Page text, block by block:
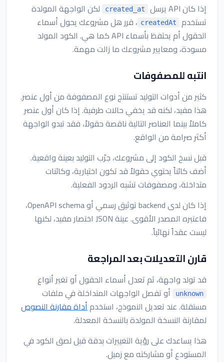
إذا كان API يرسل created_at
لكن الواجهة المولدة
تستخدم
createdAt ، قرر هل مشروعك يحول أسماء
الحقول أم يحتفظ بأسماء API كما هي. الكود المولد
مسودة، ومعايير مشروعك ما زالت مهمة.
انتبه للمصفوفات
كثير من أدوات التوليد تستنتج نوع المصفوفة من أول عنصر.
هذا مفيد، لكنه قد يخفي حالات طرفية. إذا كان أول عنصر
كاملاً بينما العناصر التالية ناقصة حقولاً، فقد تبدو الواجهة
أكثر صرامة من الواقع.
قبل نسخ الكود إلى مشروعك، جرّب التوليد بعينة واقعية.
أضف كائناً يحتوي حقولاً قد تكون اختيارية، وكائنات
متداخلة، ومصفوفات تشبه الردود الفعلية.
إذا كان لدى backend توثيق رسمي أو OpenAPI schema،
فاعتبره المصدر الأقوى. عينة JSON اختصار مفيد، لكنها
ليست عقداً نهائياً.
قارن التعديلات بعد المراجعة
قد تولد واجهة، ثم تعدل أسماء الحقول أو تغير أنواع
unknown
أو تفصل الواجهات المتداخلة في ملفات
مستقلة. عند تعديل النموذج، استخدمأداة مقارنة النصوص
لمقارنة النسخة المولدة بالنسخة المعدلة.
هذا يساعدك على رؤية التغييرات بدقة قبل لصق الكود في
المستودع أو مشاركته مع زميل.